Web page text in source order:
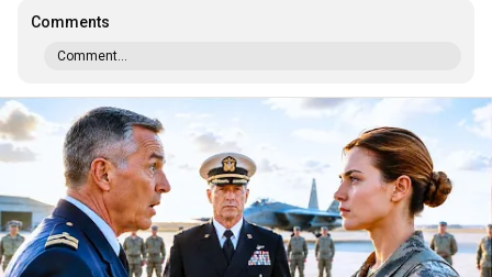
Comments
Comment...